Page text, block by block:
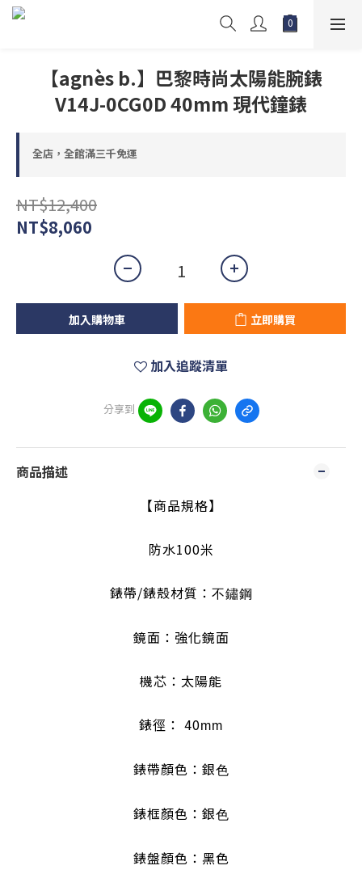
【agnès b.】巴黎時尚太陽能腕錶
V14J-0CG0D 40mm 現代鐘錶
全店，全館滿三千免運
NT$12,400
NT$8,060
加入購物車 立即購買
加入追蹤清單
分享到
商品描述
【商品規格】
防水100米
錶帶/錶殼材質： 不鏽鋼
鏡面：強化鏡面
機芯：太陽能
錶徑： 40mm
錶帶顏色：銀色
錶框顏色：銀色
錶盤顏色：黑色